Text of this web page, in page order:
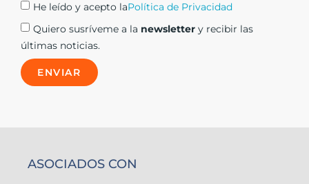
He leído y acepto laPolítica de Privacidad
Quiero susríveme a la newsletter y recibir las
últimas noticias.
ENVIAR
ASOCIADOS CON